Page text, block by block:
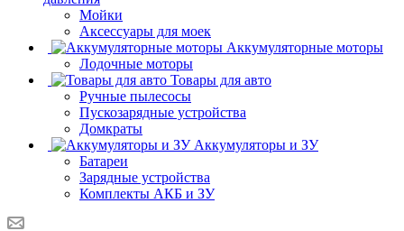
Мойки
Аксессуары для моек
Аккумуляторные моторы
Лодочные моторы
Товары для авто
Ручные пылесосы
Пускозарядные устройства
Домкраты
Аккумуляторы и ЗУ
Батареи
Зарядные устройства
Комплекты АКБ и ЗУ